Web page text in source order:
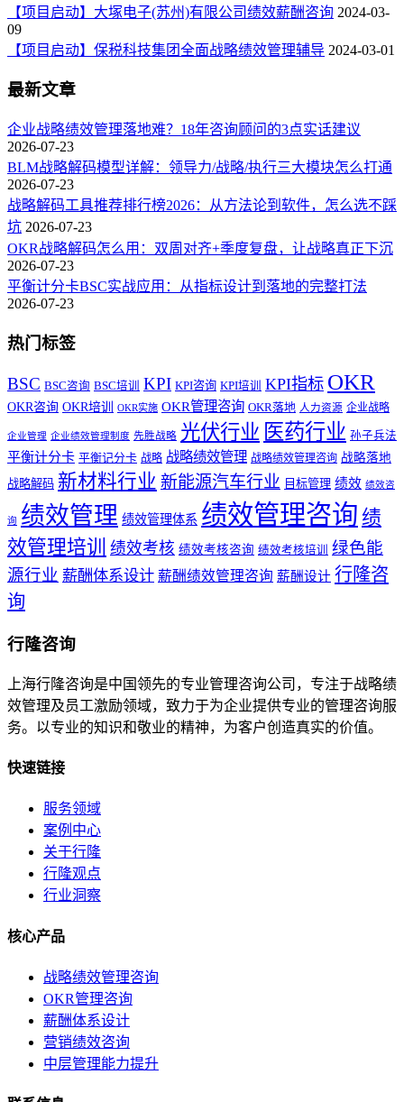
【项目启动】大塚电子(苏州)有限公司绩效薪酬咨询 2024-03-
09
【项目启动】保税科技集团全面战略绩效管理辅导 2024-03-01
最新文章
企业战略绩效管理落地难？18年咨询顾问的3点实话建议
2026-07-23
BLM战略解码模型详解：领导力/战略/执行三大模块怎么打通
2026-07-23
战略解码工具推荐排行榜2026：从方法论到软件，怎么选不踩
坑 2026-07-23
OKR战略解码怎么用：双周对齐+季度复盘，让战略真正下沉
2026-07-23
平衡计分卡BSC实战应用：从指标设计到落地的完整打法
2026-07-23
热门标签
BSC BSC咨询 BSC培训 KPI KPI咨询 KPI培训 KPI指标 OKR
OKR咨询 OKR培训 OKR实施 OKR管理咨询 OKR落地 人力资源 企业战略
企业管理 企业绩效管理制度 先胜战略 光伏行业 医药行业 孙子兵法
平衡计分卡 平衡记分卡 战略 战略绩效管理 战略绩效管理咨询 战略落地
战略解码 新材料行业 新能源汽车行业 目标管理 绩效 绩效咨
询 绩效管理 绩效管理体系 绩效管理咨询 绩
效管理培训 绩效考核 绩效考核咨询 绩效考核培训
绿色能
源行业 薪酬体系设计 薪酬绩效管理咨询 薪酬设计 行隆咨
询
行隆咨询
上海行隆咨询是中国领先的专业管理咨询公司，专注于战略绩
效管理及员工激励领域，致力于为企业提供专业的管理咨询服
务。以专业的知识和敬业的精神，为客户创造真实的价值。
快速链接
服务领域
案例中心
关于行隆
行隆观点
行业洞察
核心产品
战略绩效管理咨询
OKR管理咨询
薪酬体系设计
营销绩效咨询
中层管理能力提升